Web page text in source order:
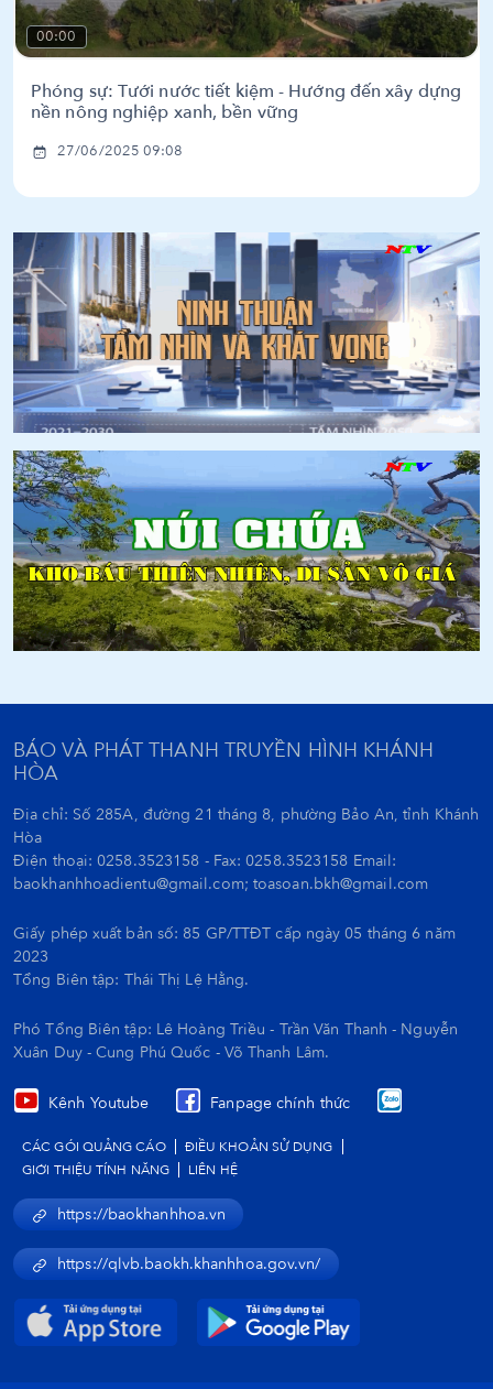
00:00
Phóng sự: Tưới nước tiết kiệm - Hướng đến xây dựng
nền nông nghiệp xanh, bền vững
27/06/2025 09:08
BÁO VÀ PHÁT THANH TRUYỀN HÌNH KHÁNH
HÒA
Địa chỉ: Số 285A, đường 21 tháng 8, phường Bảo An, tỉnh Khánh
Hòa
Điện thoại: 0258.3523158 - Fax: 0258.3523158 Email:
baokhanhhoadientu@gmail.com; toasoan.bkh@gmail.com
Giấy phép xuất bản số: 85 GP/TTĐT cấp ngày 05 tháng 6 năm
2023
Tổng Biên tập: Thái Thị Lệ Hằng.
Phó Tổng Biên tập: Lê Hoàng Triều - Trần Văn Thanh - Nguyễn
Xuân Duy - Cung Phú Quốc - Võ Thanh Lâm.
Kênh Youtube Fanpage chính thức
CÁC GÓI QUẢNG CÁO
ĐIỀU KHOẢN SỬ DỤNG
GIỚI THIỆU TÍNH NĂNG
LIÊN HỆ
https://baokhanhhoa.vn
https://qlvb.baokh.khanhhoa.gov.vn/